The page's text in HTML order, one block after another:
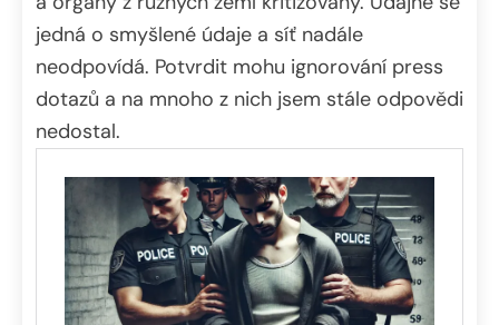
jedná o smyšlené údaje a síť nadále
neodpovídá. Potvrdit mohu ignorování press
dotazů a na mnoho z nich jsem stále odpovědi
nedostal.